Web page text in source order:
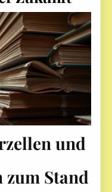
und
zum Stand